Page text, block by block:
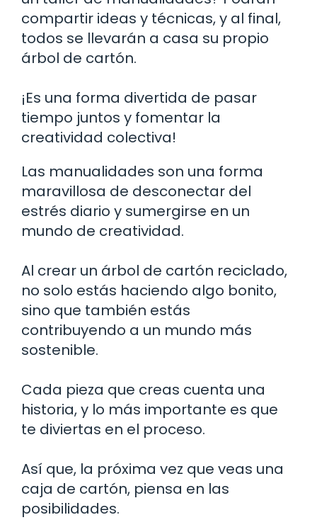
compartir ideas y técnicas, y al final,
todos se llevarán a casa su propio
árbol de cartón.
¡Es una forma divertida de pasar
tiempo juntos y fomentar la
creatividad colectiva!
Las manualidades son una forma
maravillosa de desconectar del
estrés diario y sumergirse en un
mundo de creatividad.
Al crear un árbol de cartón reciclado,
no solo estás haciendo algo bonito,
sino que también estás
contribuyendo a un mundo más
sostenible.
Cada pieza que creas cuenta una
historia, y lo más importante es que
te diviertas en el proceso.
Así que, la próxima vez que veas una
caja de cartón, piensa en las
posibilidades.